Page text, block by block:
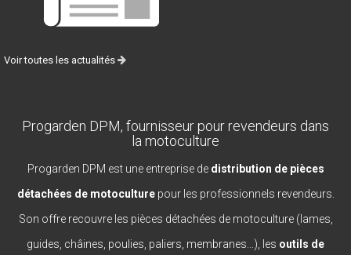
Voir toutes les actualités
Progarden DPM, fournisseur pour revendeurs dans
la motoculture
Progarden DPM est une entreprise de distribution de pièces
détachées de motoculturepour les professionnels revendeurs.
Son offre recouvre les pièces détachées de motoculture (lames,
guides, châines, poulies, paliers, membranes...), les outils de